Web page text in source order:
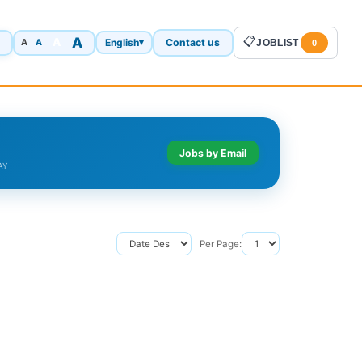
A A A English▾ Contact us 📋JOBLIST 0
Jobs by Email
Per Page: